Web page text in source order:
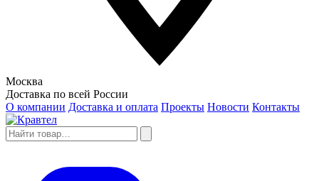
Москва
Доставка по всей России
О компании Доставка и оплата Проекты Новости Контакты